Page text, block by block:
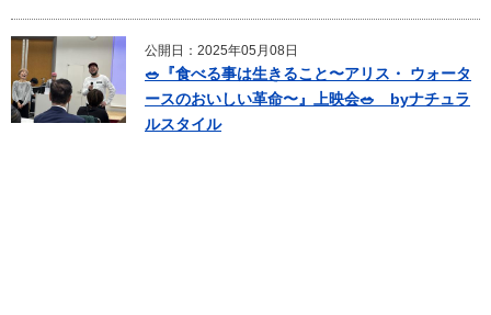
公開日：2025年05月08日
🥗『食べる事は生きること〜アリス・ ウォータ
ースのおいしい革命〜』上映会🥗 byナチュラ
ルスタイル